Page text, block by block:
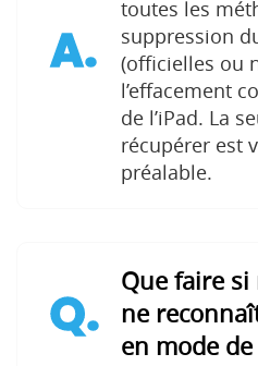
A.
toutes les
suppression
(officielles ou
l’effacement
de l’iPad. La
récupérer est
préalable.
Q.
Que faire
ne
en mode